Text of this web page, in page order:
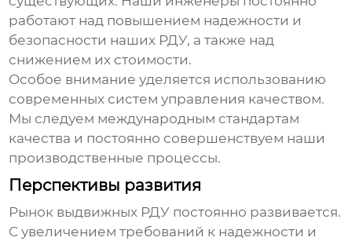
работают над повышением надежности и
безопасности наших РДУ, а также над
снижением их стоимости.
Особое внимание уделяется использованию
современных систем управления качеством.
Мы следуем международным стандартам
качества и постоянно совершенствуем наши
производственные процессы.
Перспективы развития
Рынок выдвижных РДУ постоянно развивается.
С увеличением требований к надежности и